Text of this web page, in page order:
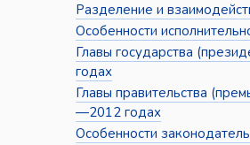
Разделение и
Особенности
Главы государства
годах
Главы правительства
—2012 годах
Особенности